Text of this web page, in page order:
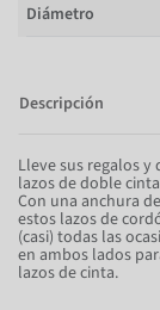
Diámetro
Descripción
Lleve sus regalos
lazos de doble
Con una anchura
estos lazos de
(casi) todas las
en ambos lados
lazos de cinta.